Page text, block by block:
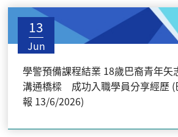
13
Jun
學警預備課程結業 18歲巴裔青年矢
溝通橋樑 成功入職學員分享經歷 (
報 13/6/2026)